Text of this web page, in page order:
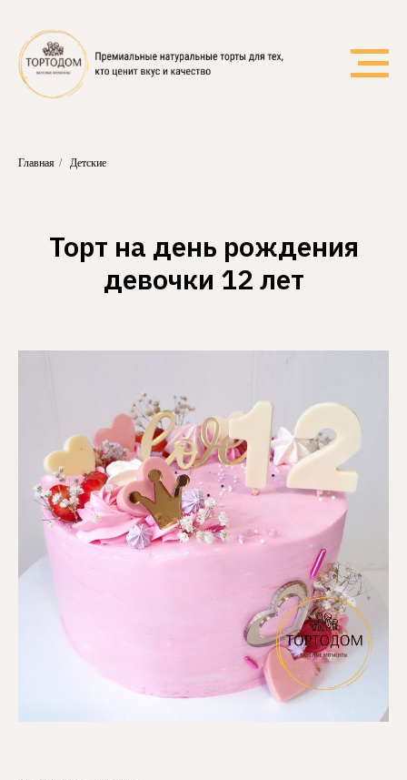
Главная / Детские
Торт на день рождения
девочки 12 лет